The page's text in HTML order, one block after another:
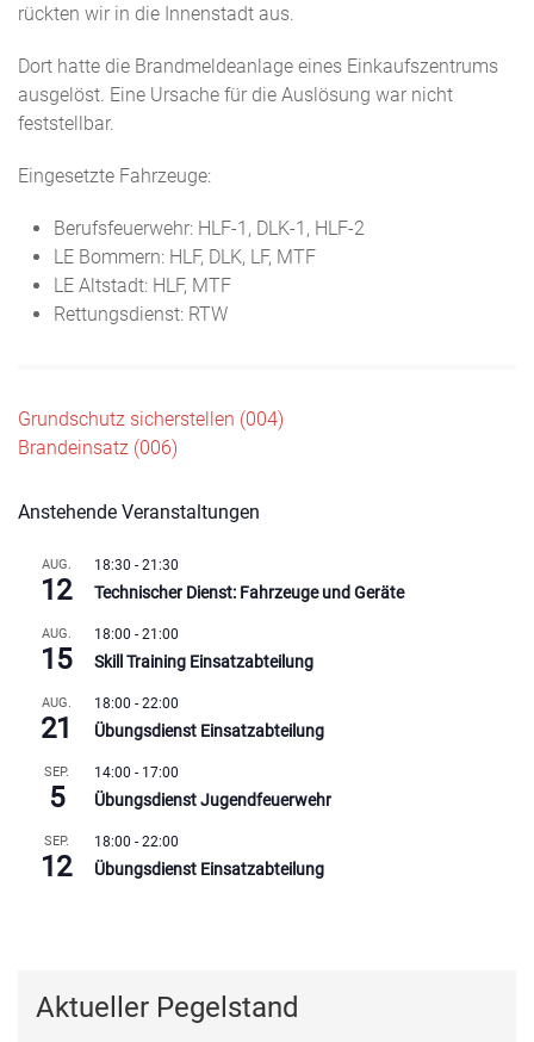
rückten wir in die Innenstadt aus.
Dort hatte die Brandmeldeanlage eines Einkaufszentrums
ausgelöst. Eine Ursache für die Auslösung war nicht
feststellbar.
Eingesetzte Fahrzeuge:
Berufsfeuerwehr: HLF-1, DLK-1, HLF-2
LE Bommern: HLF, DLK, LF, MTF
LE Altstadt: HLF, MTF
Rettungsdienst: RTW
Beitragsnavigation
Grundschutz sicherstellen (004)
Brandeinsatz (006)
Anstehende Veranstaltungen
AUG.
12
18:30 - 21:30
Technischer Dienst: Fahrzeuge und Geräte
AUG.
15
18:00 - 21:00
Skill Training Einsatzabteilung
AUG.
21
18:00 - 22:00
Übungsdienst Einsatzabteilung
SEP.
5
14:00 - 17:00
Übungsdienst Jugendfeuerwehr
SEP.
12
18:00 - 22:00
Übungsdienst Einsatzabteilung
Aktueller Pegelstand